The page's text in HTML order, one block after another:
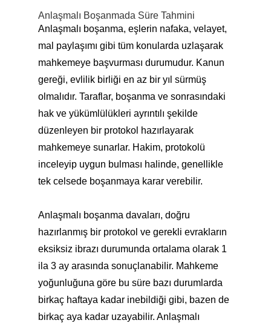
Anlaşmalı Boşanmada Süre Tahmini
Anlaşmalı boşanma, eşlerin nafaka, velayet,
mal paylaşımı gibi tüm konularda uzlaşarak
mahkemeye başvurması durumudur. Kanun
gereği, evlilik birliği en az bir yıl sürmüş
olmalıdır. Taraflar, boşanma ve sonrasındaki
hak ve yükümlülükleri ayrıntılı şekilde
düzenleyen bir protokol hazırlayarak
mahkemeye sunarlar. Hakim, protokolü
inceleyip uygun bulması halinde, genellikle
tek celsede boşanmaya karar verebilir.
Anlaşmalı boşanma davaları, doğru
hazırlanmış bir protokol ve gerekli evrakların
eksiksiz ibrazı durumunda ortalama olarak 1
ila 3 ay arasında sonuçlanabilir. Mahkeme
yoğunluğuna göre bu süre bazı durumlarda
birkaç haftaya kadar inebildiği gibi, bazen de
birkaç aya kadar uzayabilir. Anlaşmalı